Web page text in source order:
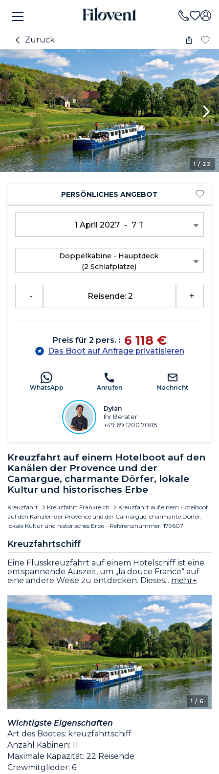
Zurück
1 / 22
Kreuzfahrt auf einem Hotelboot auf den
Kanälen der Provence und der
Camargue, charmante Dörfer, lokale
Kultur und historisches Erbe
Kreuzfahrt Kreuzfahrt Frankreich
Kreuzfahrt auf einem Hotelboot
auf den Kanälen der Provence und der Camargue, charmante Dörfer,
lokale Kultur und historisches Erbe - Referenznummer: 179607
Kreuzfahrtschiff
Eine Flusskreuzfahrt auf einem Hotelschiff ist eine
entspannende Auszeit, um „la douce France“ auf
eine andere Weise zu entdecken. Dieses... mehr+
1 / 6
Wichtigste Eigenschaften
Art des Bootes: kreuzfahrtschiff
Anzahl Kabinen: 11
Maximale Kapazität: 22 Reisende
Crewmitglieder: 6
PERSÖNLICHES ANGEBOT
1 April 2027 - 7 T
Doppelkabine - Hauptdeck
(2 Schlafplätze)
Reisende: 2
Preis für 2 pers. : 6 118 €
Das Boot auf Anfrage privatisieren
WhatsApp Anrufen Nachricht
Dylan
Ihr Berater
+49 69 1200 7085